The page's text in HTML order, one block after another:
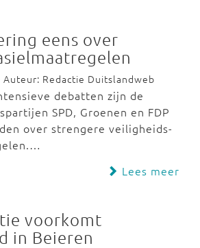
eens over
Redactie Duitslandweb
debatten zijn de
SPD, Groenen en FDP
over strengere veiligheids-
Lees meer
voorkomt
in Beieren